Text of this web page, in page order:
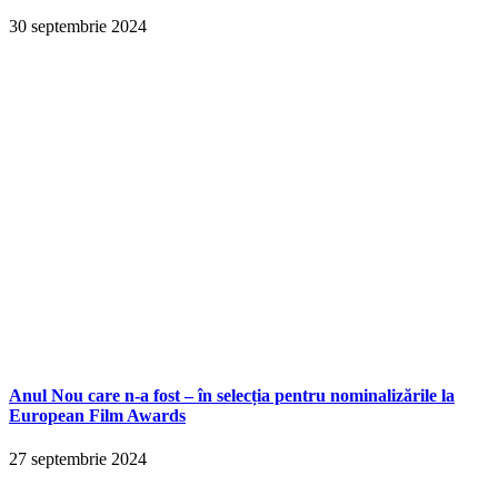
30 septembrie 2024
Anul Nou care n-a fost – în selecția pentru nominalizările la
European Film Awards
27 septembrie 2024